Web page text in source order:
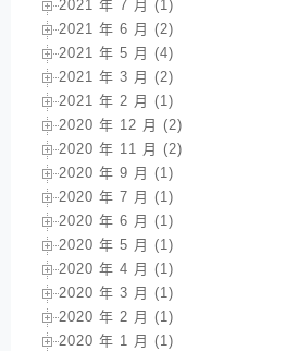
2021 年 7 月 (1)
2021 年 6 月 (2)
2021 年 5 月 (4)
2021 年 3 月 (2)
2021 年 2 月 (1)
2020 年 12 月 (2)
2020 年 11 月 (2)
2020 年 9 月 (1)
2020 年 7 月 (1)
2020 年 6 月 (1)
2020 年 5 月 (1)
2020 年 4 月 (1)
2020 年 3 月 (1)
2020 年 2 月 (1)
2020 年 1 月 (1)